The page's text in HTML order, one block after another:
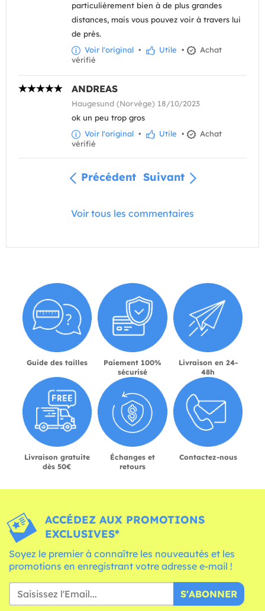
particulièrement bien à de plus grandes
distances, mais vous pouvez voir à travers lui
de près.
Voir l'original • Utile •
Achat
vérifié
ANDREAS
Haugesund (Norvège) 18/10/2023
ok un peu trop gros
Voir l'original • Utile •
Achat
vérifié
Précédent Suivant
Voir tous les commentaires
Guide des tailles
Paiement 100%
sécurisé
Livraison en 24-
48h
Livraison gratuite
dès 50€
Échanges et
retours
Contactez-nous
ACCÉDEZ AUX PROMOTIONS
EXCLUSIVES*
Soyez le premier à connaître les nouveautés et les
promotions en enregistrant votre adresse e-mail !
S'ABONNER